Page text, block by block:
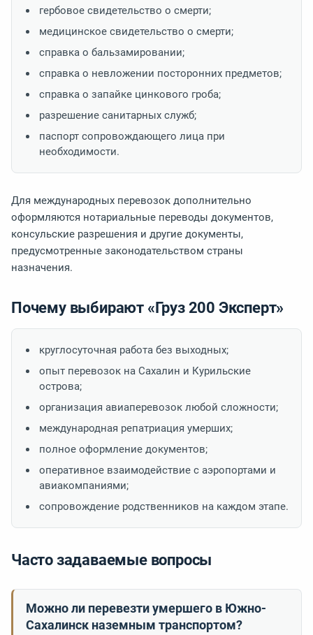
гербовое свидетельство о смерти;
медицинское свидетельство о смерти;
справка о бальзамировании;
справка о невложении посторонних предметов;
справка о запайке цинкового гроба;
разрешение санитарных служб;
паспорт сопровождающего лица при
необходимости.
Для международных перевозок дополнительно
оформляются нотариальные переводы документов,
консульские разрешения и другие документы,
предусмотренные законодательством страны
назначения.
Почему выбирают «Груз 200 Эксперт»
круглосуточная работа без выходных;
опыт перевозок на Сахалин и Курильские
острова;
организация авиаперевозок любой сложности;
международная репатриация умерших;
полное оформление документов;
оперативное взаимодействие с аэропортами и
авиакомпаниями;
сопровождение родственников на каждом этапе.
Часто задаваемые вопросы
Можно ли перевезти умершего в Южно-
Сахалинск наземным транспортом?